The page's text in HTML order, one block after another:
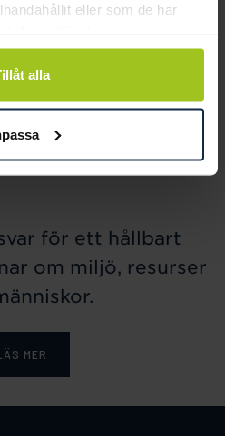
eller som de har
allaEfva Attling
Starline Collier plain
för ett hållbart
om miljö, resurser
MER